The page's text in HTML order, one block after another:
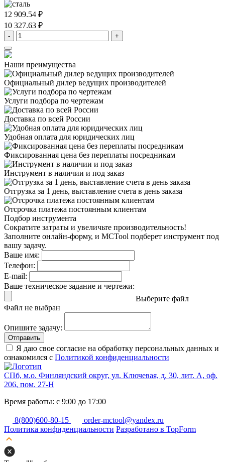
12 909.54 ₽
10 327.63 ₽
- +
Наши преимущества
Официальный дилер ведущих производителей
Услуги подбора по чертежам
Доставка по всей России
Удобная оплата для юридических лиц
Фиксированная цена без переплаты посредникам
Инструмент в наличии и под заказ
Отгрузка за 1 день, выставление счета в день заказа
Отсрочка платежа постоянным клиентам
Подбор инструмента
Сократите затраты и увеличьте производительность!
Заполните онлайн-форму, и MCTool подберет инструмент под
вашу задачу.
Ваше имя:
Телефон:
E-mail:
Ваше техническое задание и чертежи:
Выберите файл
Файл не выбран
Опишите задачу:
Отправить
Я даю свое согласие на обработку персональных данных и
ознакомился с Политикой конфиденциальности
СПб, м.о. Финляндский округ, ул. Ключевая, д. 30, лит. А, оф.
206, пом. 27-Н
Время работы: с 9:00 до 17:00
8(800)600-80-15
order-mctool@yandex.ru
Политика конфиденциальности Разработано в TopForm